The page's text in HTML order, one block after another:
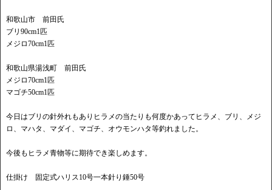
和歌山市 前田氏
ブリ90cm1匹
メジロ70cm1匹
和歌山県湯浅町 前田氏
メジロ70cm1匹
マゴチ50cm1匹
今日はブリの針外れもありヒラメの当たりも何度かあってヒラメ、ブリ、メジ
ロ、マハタ、マダイ、マゴチ、オウモンハタ等釣れました。
今後もヒラメ青物等に期待でき楽しめます。
仕掛け 固定式ハリス10号一本針り錘50号